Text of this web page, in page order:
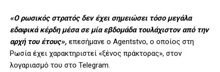
«Ο ρωσικός στρατός δεν έχει σημειώσει τόσο μεγάλα
εδαφικά κέρδη μέσα σε μία εβδομάδα τουλάχιστον από την
αρχή του έτους», επεσήμανε ο Agentstvo, ο οποίος στη
Ρωσία έχει χαρακτηριστεί «ξένος πράκτορας», στον
λογαριασμό του στο Telegram.